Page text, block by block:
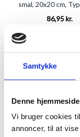
Samtykke
Denne
Vi bruger cookies
annoncer, til at
smal, 20x20 cm,
86,95 kr.